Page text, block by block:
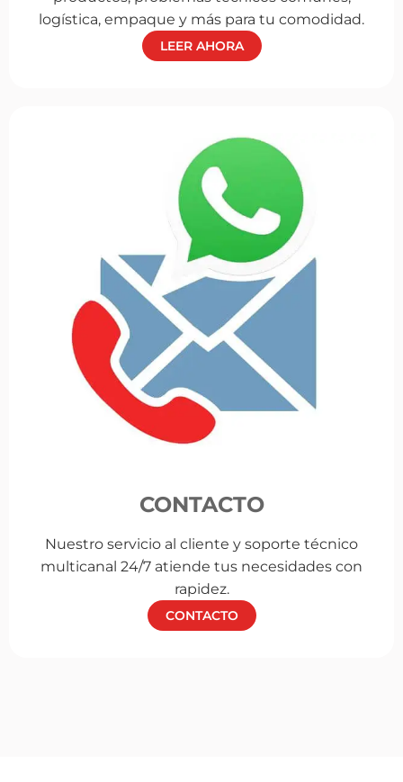
logística, empaque y más para tu comodidad.
LEER AHORA
CONTACTO
Nuestro servicio al cliente y soporte técnico
multicanal 24/7 atiende tus necesidades con
rapidez.
CONTACTO